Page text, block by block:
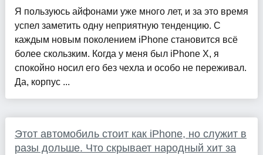
Я пользуюсь айфонами уже много лет, и за это время
успел заметить одну неприятную тенденцию. С
каждым новым поколением iPhone становится всё
более скользким. Когда у меня был iPhone X, я
спокойно носил его без чехла и особо не переживал.
Да, корпус ...
Этот автомобиль стоит как iPhone, но служит в
разы дольше. Что скрывает народный хит за